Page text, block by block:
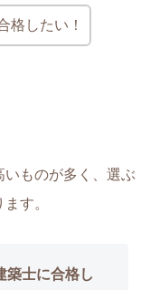
格したい！
ものが多く、選ぶ
す。
築士に合格し